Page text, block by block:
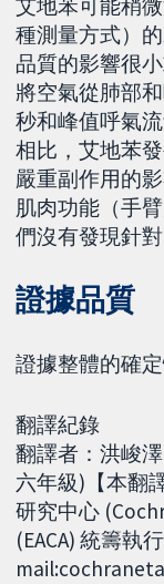
種測量方式）
品質的影響很
將空氣從肺部
秒和峰值呼氣
相比，艾地苯
嚴重副作用的
肌肉功能（手
們沒有發現針
證據品質
證據整體的確定
翻譯紀錄
翻譯者：洪峻
六年級)【本翻
研究中心
(EACA) 統籌執